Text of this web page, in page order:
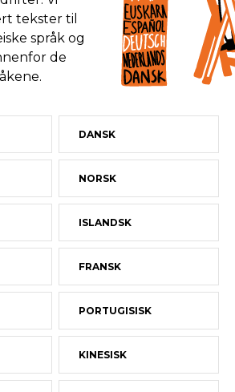
tekster til
språk og
de
DANSK
NORSK
ISLANDSK
FRANSK
PORTUGISISK
KINESISK